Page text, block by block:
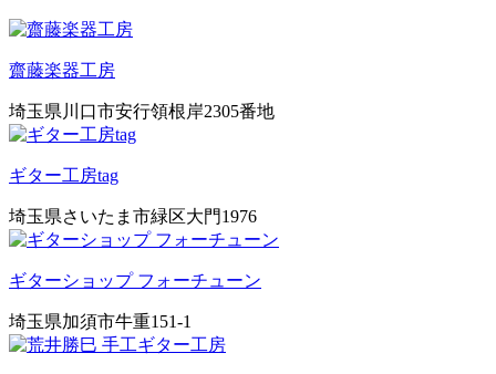
齋藤楽器工房
埼玉県川口市安行領根岸2305番地
ギター工房tag
埼玉県さいたま市緑区大門1976
ギターショップ フォーチューン
埼玉県加須市牛重151-1